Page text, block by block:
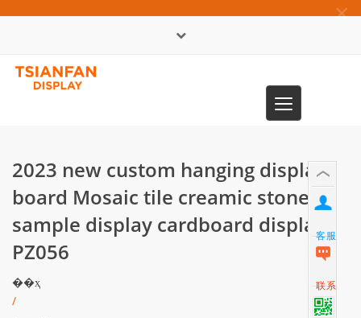
×
Toggle
navigation
2023 new custom hanging display
board Mosaic tile creamic stone
sample display cardboard display
PZ056​
��ҳ
/
客服
联系